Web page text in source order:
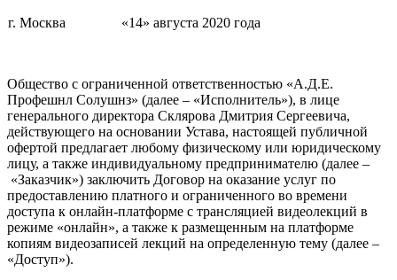
г. Москва «14» августа 2020 года
Общество с ограниченной ответственностью «А.Д.Е.
Профешнл Солушнз» (далее – «Исполнитель»), в лице
генерального директора Склярова Дмитрия Сергеевича,
действующего на основании Устава, настоящей публичной
офертой предлагает любому физическому или юридическому
лицу, а также индивидуальному предпринимателю (далее –
«Заказчик») заключить Договор на оказание услуг по
предоставлению платного и ограниченного во времени
доступа к онлайн-платформе с трансляцией видеолекций в
режиме «онлайн», а также к размещенным на платформе
копиям видеозаписей лекций на определенную тему (далее –
«Доступ»).